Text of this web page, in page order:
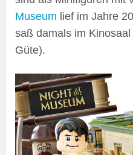
Museum lief im Jahre
saß damals im
Güte).